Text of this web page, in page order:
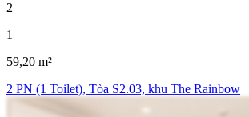
2
1
59,20 m²
2 PN (1 Toilet), Tòa S2.03, khu The Rainbow